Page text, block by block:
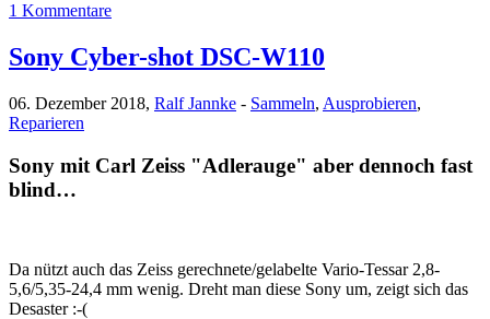
1 Kommentare
Sony Cyber-shot DSC-W110
06. Dezember 2018, Ralf Jannke - Sammeln, Ausprobieren,
Reparieren
Sony mit Carl Zeiss "Adlerauge" aber dennoch fast
blind…
Da nützt auch das Zeiss gerechnete/gelabelte Vario-Tessar 2,8-
5,6/5,35-24,4 mm wenig. Dreht man diese Sony um, zeigt sich das
Desaster :-(